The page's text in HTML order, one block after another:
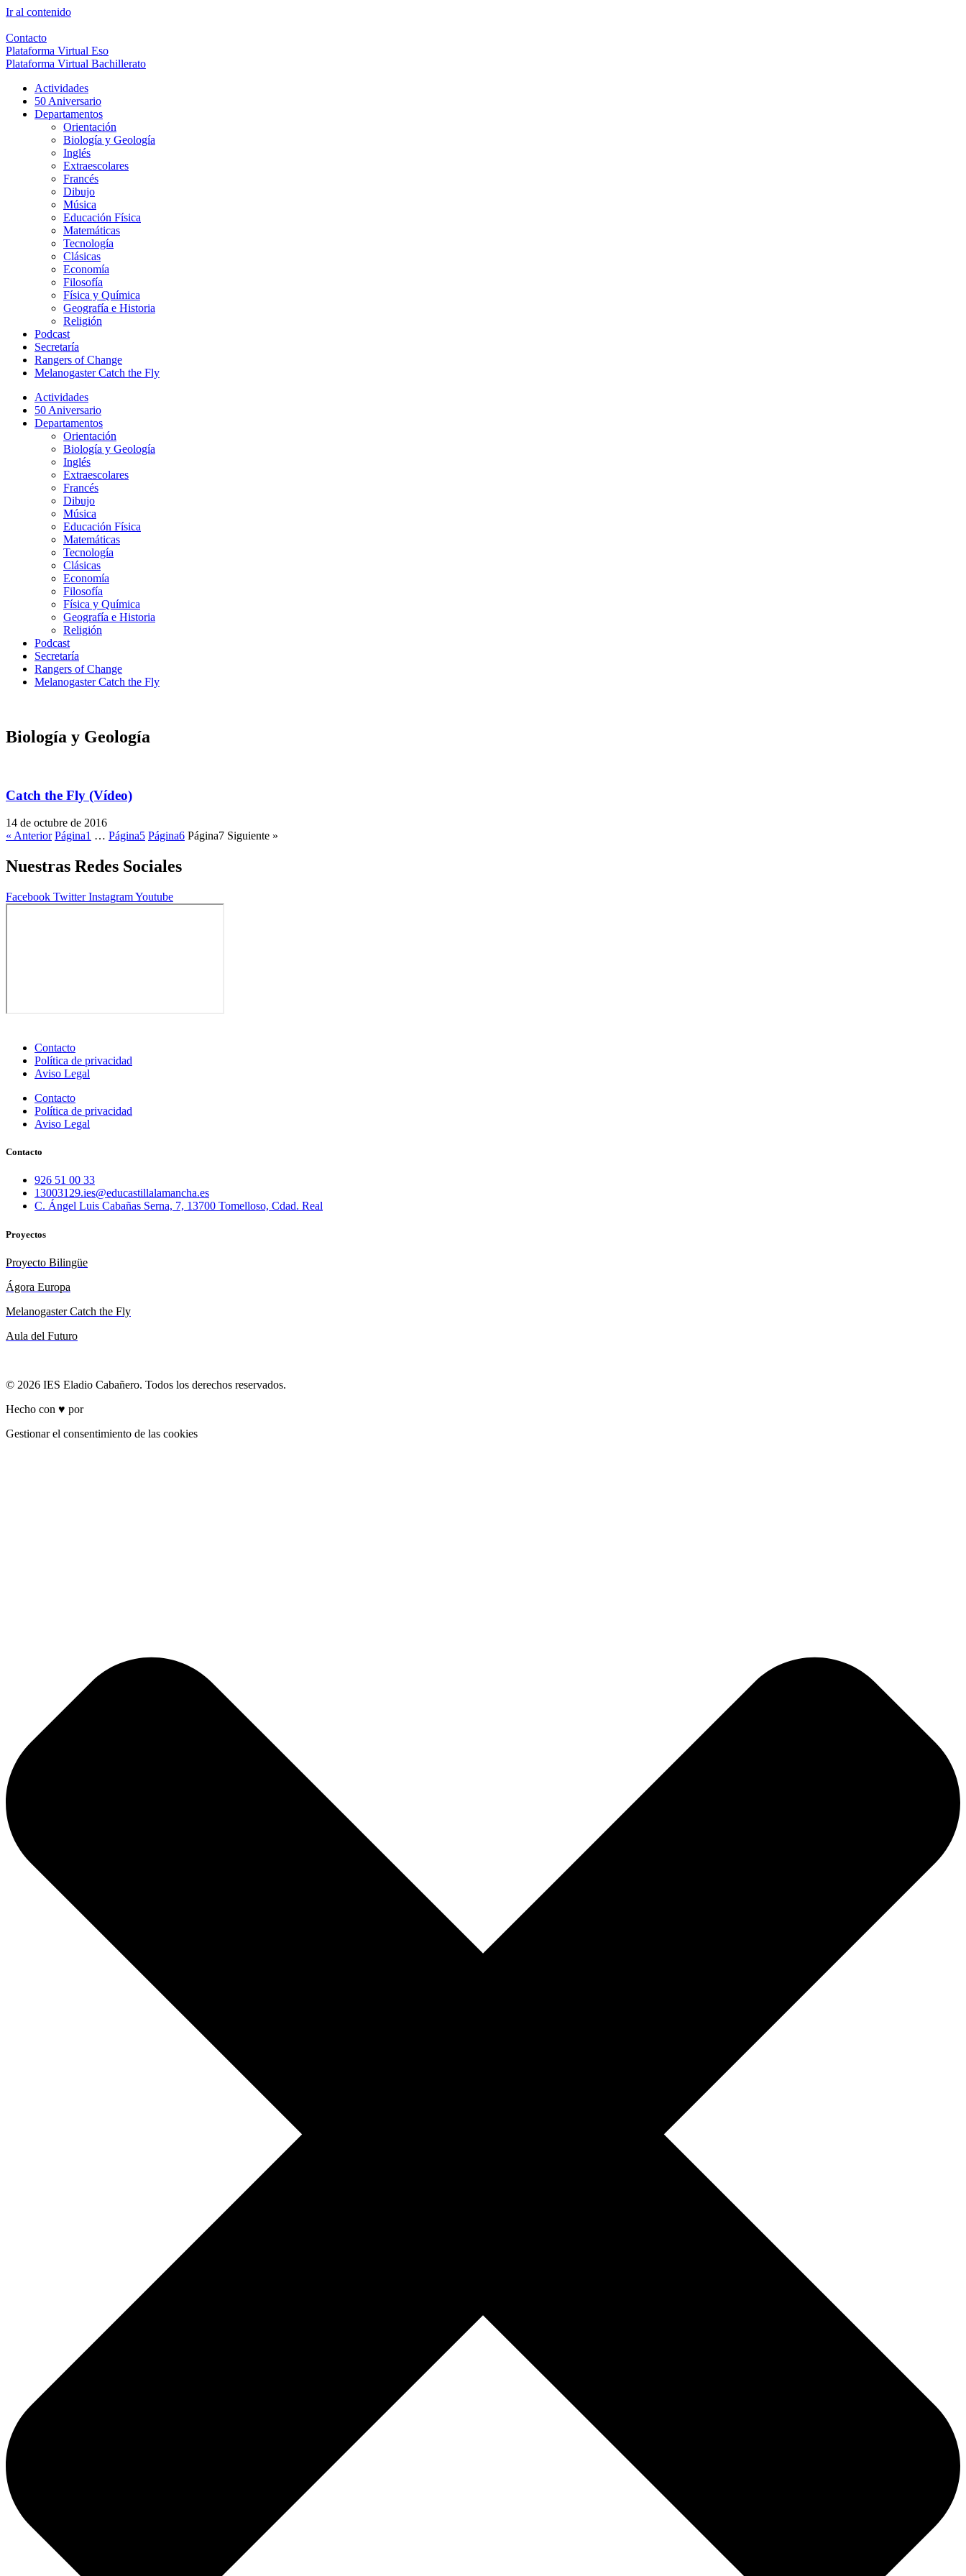
Ir al contenido
Contacto
Plataforma Virtual Eso
Plataforma Virtual Bachillerato
Actividades
50 Aniversario
Departamentos
Orientación
Biología y Geología
Inglés
Extraescolares
Francés
Dibujo
Música
Educación Física
Matemáticas
Tecnología
Clásicas
Economía
Filosofía
Física y Química
Geografía e Historia
Religión
Podcast
Secretaría
Rangers of Change
Melanogaster Catch the Fly
Actividades
50 Aniversario
Departamentos
Orientación
Biología y Geología
Inglés
Extraescolares
Francés
Dibujo
Música
Educación Física
Matemáticas
Tecnología
Clásicas
Economía
Filosofía
Física y Química
Geografía e Historia
Religión
Podcast
Secretaría
Rangers of Change
Melanogaster Catch the Fly
Biología y Geología
Catch the Fly (Vídeo)
14 de octubre de 2016
« Anterior Página1 … Página5 Página6 Página7 Siguiente »
Nuestras Redes Sociales
Facebook Twitter InstagramYoutube
Contacto
Política de privacidad
Aviso Legal
Contacto
Política de privacidad
Aviso Legal
Contacto
926 51 00 33
13003129.ies@educastillalamancha.es
C. Ángel Luis Cabañas Serna, 7, 13700 Tomelloso, Cdad. Real
Proyectos
Proyecto Bilingüe
Ágora Europa
Melanogaster Catch the Fly
Aula del Futuro
© 2026 IES Eladio Cabañero. Todos los derechos reservados.
Hecho con ♥ por
Gestionar el consentimiento de las cookies